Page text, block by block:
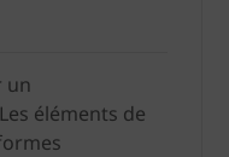
un
éléments de